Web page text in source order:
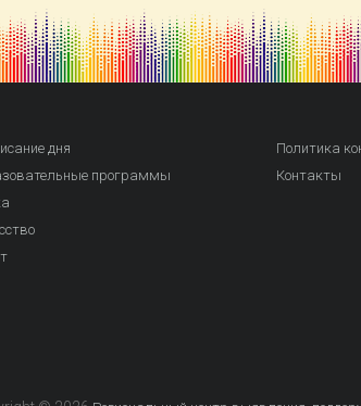
дня
программы
Политика
Контакты